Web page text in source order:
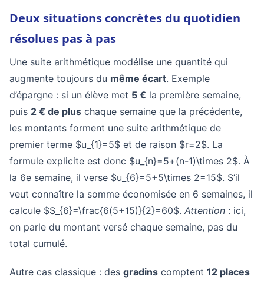
Deux situations concrètes du quotidien
résolues pas à pas
Une suite arithmétique modélise une quantité qui
augmente toujours du même écart. Exemple
d’épargne : si un élève met 5 € la première semaine,
puis 2 € de plus chaque semaine que la précédente,
les montants forment une suite arithmétique de
premier terme $u_{1}=5$ et de raison $r=2$. La
formule explicite est donc $u_{n}=5+(n-1)\times 2$. À
la 6e semaine, il verse $u_{6}=5+5\times 2=15$. S’il
veut connaître la somme économisée en 6 semaines, il
calcule $S_{6}=\frac{6(5+15)}{2}=60$. Attention : ici,
on parle du montant versé chaque semaine, pas du
total cumulé.
Autre cas classique : des gradins comptent 12 places